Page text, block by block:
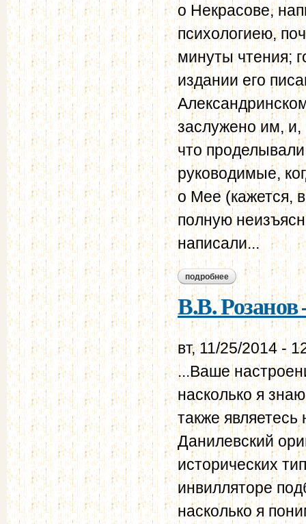
о Некрасове,
психологиею,
минуты чтения;
издании его
заслужено им, и,
что
руководимые,
о Мее (кажется,
полную
написали...
подробнее о в.в. розанов –
В.В. Розанов
вт, 11/25/2014 -
...Ваше
насколько я
также
Данилевский
исторических
инвилляторе
насколько я